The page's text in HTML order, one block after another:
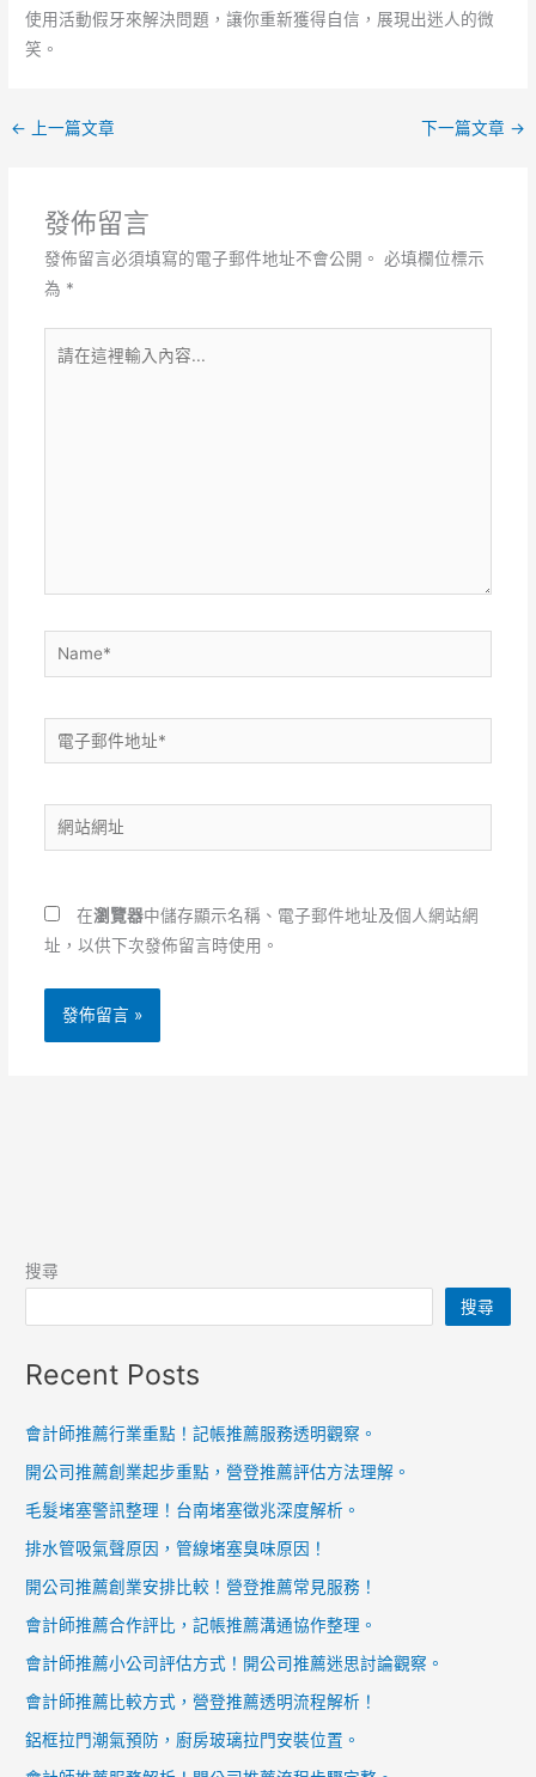
使用活動假牙來解決問題，讓你重新獲得自信，展現出迷人的微
笑。
← 上一篇文章 下一篇文章 →
發佈留言
發佈留言必須填寫的電子郵件地址不會公開。 必填欄位標示
為 *
Name*
電
子
件
地
*
站
址
在瀏覽器中儲存顯示名稱、電子郵件地址及個人網站網
址，以供下次發佈留言時使用。
搜尋
搜尋
Recent Posts
會計師推薦行業重點！記帳推薦服務透明觀察。
開公司推薦創業起步重點，營登推薦評估方法理解。
毛髮堵塞警訊整理！台南堵塞徵兆深度解析。
排水管吸氣聲原因，管線堵塞臭味原因！
開公司推薦創業安排比較！營登推薦常見服務！
會計師推薦合作評比，記帳推薦溝通協作整理。
會計師推薦小公司評估方式！開公司推薦迷思討論觀察。
會計師推薦比較方式，營登推薦透明流程解析！
鋁框拉門潮氣預防，廚房玻璃拉門安裝位置。